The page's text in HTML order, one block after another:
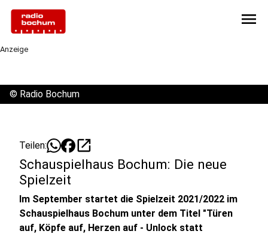
menu
Anzeige
© Radio Bochum
Teilen: open_in_new
Schauspielhaus Bochum: Die neue
Spielzeit
Im September startet die Spielzeit 2021/2022 im
Schauspielhaus Bochum unter dem Titel "Türen
auf, Köpfe auf, Herzen auf - Unlock statt